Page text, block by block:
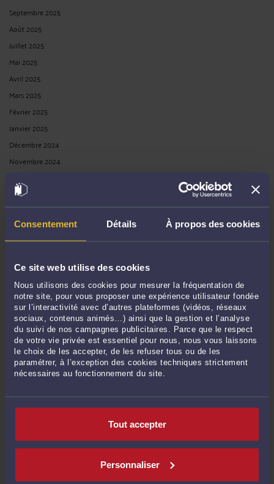
Consentement Détails À propos des cookies
Ce site web utilise des cookies
Nous utilisons des cookies pour mesurer la fréquentation de
notre site, pour vous proposer une expérience utilisateur fondée
sur l’interactivité avec d’autres plateformes (vidéos, réseaux
sociaux, contenus animés…) ainsi que la gestion et l’analyse
du suivi de nos campagnes publicitaires. Parce que le respect
de votre vie privée est essentiel pour nous, nous vous laissons
le choix de les accepter, de les refuser tous ou de les
paramétrer, à l’exception des cookies techniques strictement
nécessaires au fonctionnement du site.
Tout accepter
Personnaliser
Septembre 2025
Août 2025
Juillet 2025
Mai 2025
Avril 2025
Mars 2025
Février 2025
Janvier 2025
Décembre 2024
Novembre 2024
Septembre 2024
Août 2024
Juillet 2024
Juin 2024
Mars 2024
Février 2024
Janvier 2024
Décembre 2023
Novembre 2023
Octobre 2023
Juin 2023
Avril 2023